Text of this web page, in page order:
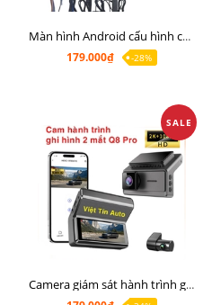
Màn hình Android cấu hình cao Ram 6G Rom 128G chip 8 nhân 8581
179.000₫
-28%
SALE
Camera giám sát hành trình ghi hình 2 mắt Q8 Pro độ phân giải 2K +1080P